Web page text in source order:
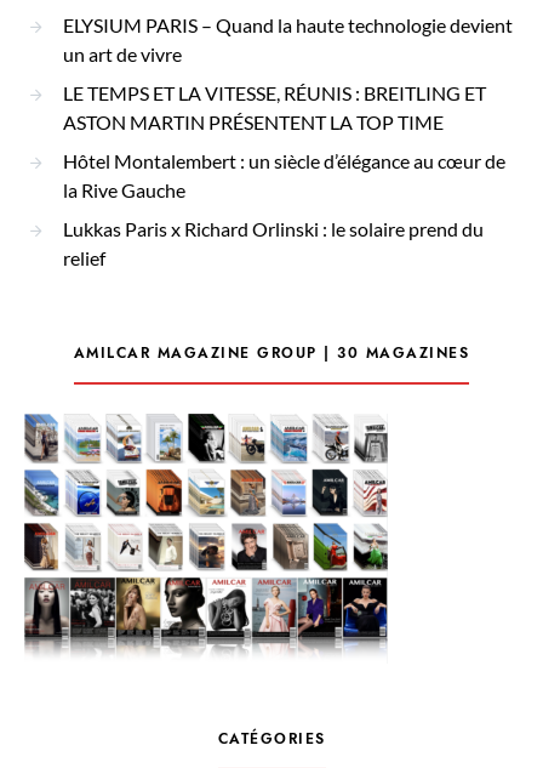
ELYSIUM PARIS – Quand la haute technologie devient
un art de vivre
LE TEMPS ET LA VITESSE, RÉUNIS : BREITLING ET
ASTON MARTIN PRÉSENTENT LA TOP TIME
Hôtel Montalembert : un siècle d’élégance au cœur de
la Rive Gauche
Lukkas Paris x Richard Orlinski : le solaire prend du
relief
AMILCAR MAGAZINE GROUP | 30 MAGAZINES
CATÉGORIES